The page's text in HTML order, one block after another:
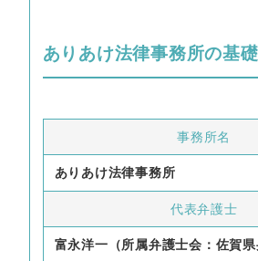
ありあけ法律事務所の基
事務所名
ありあけ法律事務所
代表弁護士
富永洋一（所属弁護士会：佐賀県